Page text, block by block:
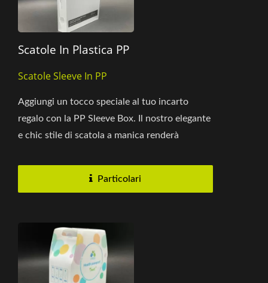
Scatole In Plastica PP
Scatole Sleeve In PP
Aggiungi un tocco speciale al tuo incarto
regalo con la PP Sleeve Box. Il nostro elegante
e chic stile di scatola a manica renderà
Particolari